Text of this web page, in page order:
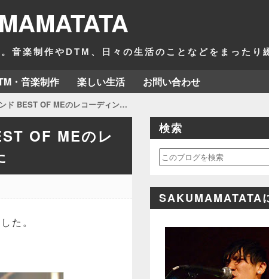
楽制作やDTM、日々の生活のことなどをまったり
・音楽制作 楽しい生活 お問い合わせ
のレコーディング・ミックスを担当しました
OF MEのレ
た。
検索
SAKUMAMATATA